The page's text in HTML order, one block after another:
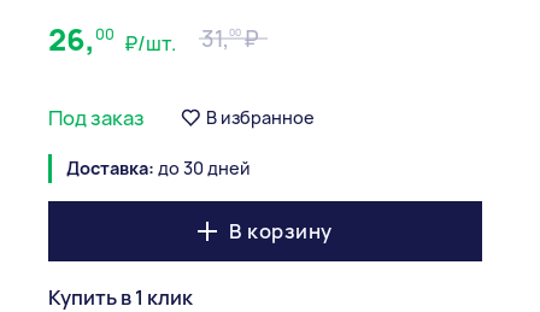
26,00 ₽/шт. 31,00
Под заказ В избранное
Доставка: до 30 дней
В корзину
Купить в 1 клик